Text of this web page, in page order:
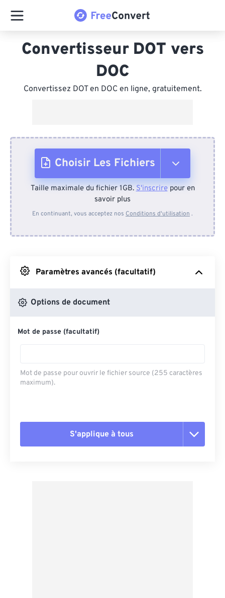
Convertisseur DOT vers
DOC
Convertissez DOT en DOC en ligne, gratuitement.
Choisir Les Fichiers
Depuis l'appareil
Depuis Google Drive
Depuis OneDrive
Depuis l'URL
Taille maximale du fichier 1GB.S'inscrirepour en
savoir plus
En continuant, vous acceptez nos Conditions d'utilisation .
Paramètres avancés (facultatif)
Options de document
Mot de passe (facultatif)
Mot de passe pour ouvrir le fichier source (255 caractères
maximum).
S'applique à tous